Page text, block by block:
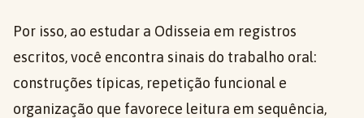
Por isso, ao estudar a Odisseia em registros
escritos, você encontra sinais do trabalho oral:
construções típicas, repetição funcional e
organização que favorece leitura em sequência,